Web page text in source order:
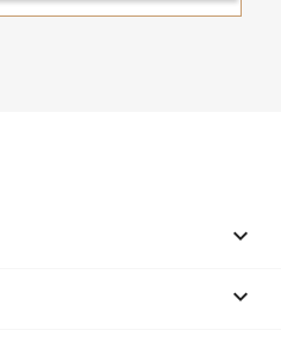

